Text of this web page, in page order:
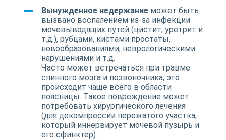
Вынужденное недержаниеможет быть
вызвано воспалением из-за инфекции
мочевыводящих путей (цистит, уретрит и
т.д.), рубцами, кистами простаты,
новообразованиями, неврологическими
нарушениями и т.д.
Часто может встречаться при травме
спинного мозга и позвоночника, это
происходит чаще всего в области
поясницы. Такое повреждение может
потребовать хирургического лечения
(для декомпрессии пережатого участка,
который иннервирует мочевой пузырь и
его сфинктер).